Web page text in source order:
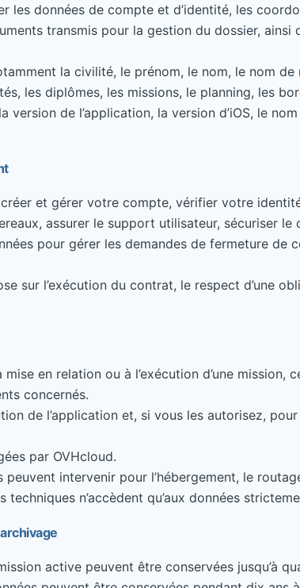
les données de compte et d’identité, les
transmis pour la gestion du dossier,
la civilité, le prénom, le nom, le nom de
les diplômes, les missions, le planning, les
de l’application, la version d’iOS, le
et gérer votre compte, vérifier votre
assurer le support utilisateur, sécuriser
pour gérer les demandes de fermeture de
sur l’exécution du contrat, le respect d’une
en relation ou à l’exécution d’une
concernés.
de l’application et, si vous les autorisez,
par OVHcloud.
peuvent intervenir pour l’hébergement, le
n’accèdent qu’aux données
active peuvent être conservées jusqu’à